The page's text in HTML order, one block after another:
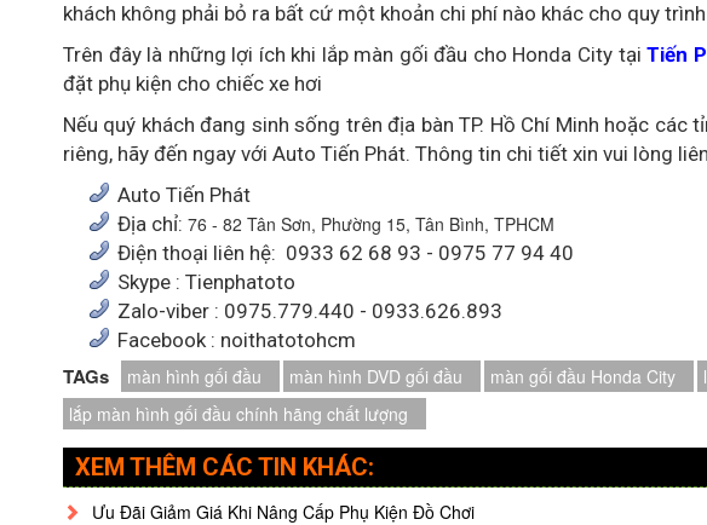
khách không phải bỏ ra bất cứ một khoản chi phí nào khác cho quy trình
Trên đây là những lợi ích khi lắp màn gối đầu cho Honda City tạiTiến
đặt phụ kiện cho chiếc xe hơi
Nếu quý khách đang sinh sống trên địa bàn TP. Hồ Chí Minh hoặc
riêng, hãy đến ngay với Auto Tiến Phát. Thông tin chi tiết xin vui lòng
Auto Tiến Phát
Địa chỉ: 76 - 82 Tân Sơn, Phường 15, Tân Bình, TPHCM
Điện thoại liên hệ: 0933 62 68 93 - 0975 77 94 40
Skype : Tienphatoto
Zalo-viber : 0975.779.440 - 0933.626.893
Facebook : noithatotohcm
TAGs màn hình gối đầu màn hình DVD gối đầu màn gối đầu Honda City
lắp màn hình gối đầu chính hãng chất lượng
XEM THÊM CÁC TIN KHÁC:
Ưu Đãi Giảm Giá Khi Nâng Cấp Phụ Kiện Đồ Chơi